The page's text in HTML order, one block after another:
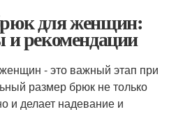
для женщин:
и рекомендации
- это важный этап при
размер брюк не только
и делает надевание и